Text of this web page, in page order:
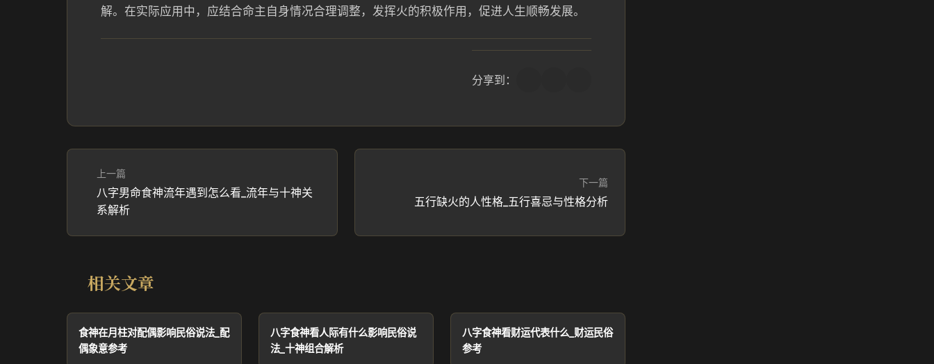
解。在实际应用中，应结合命主自身情况合理调整，发挥火的积极作用，促进人生顺畅发展。
分享到：
上一篇
八字男命食神流年遇到怎么看_流年与十神关
系解析
下一篇
五行缺火的人性格_五行喜忌与性格分析
相关文章
食神在月柱对配偶影响民俗说法_配
偶象意参考
八字食神看人际有什么影响民俗说
法_十神组合解析
八字食神看财运代表什么_财运民俗
参考